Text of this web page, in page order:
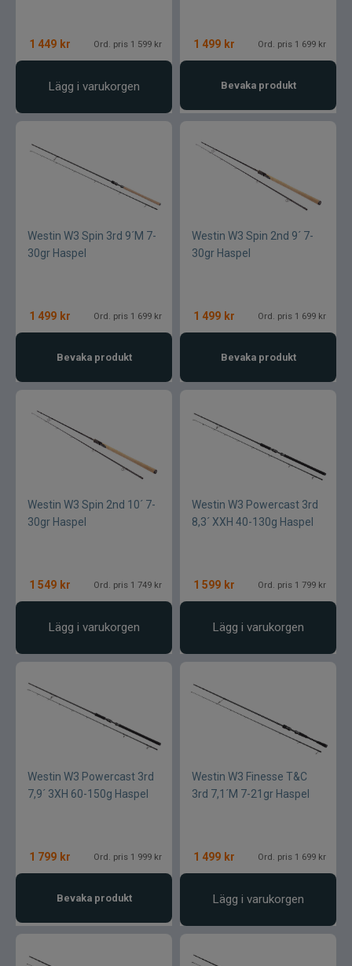
1 449 kr Ord. pris 1 599 kr
Lägg i varukorgen
1 499 kr Ord. pris 1 699 kr
Bevaka produkt
Westin W3 Spin 3rd 9´M 7-
30gr Haspel
1 499 kr Ord. pris 1 699 kr
Bevaka produkt
Westin W3 Spin 2nd 9´ 7-
30gr Haspel
1 499 kr Ord. pris 1 699 kr
Bevaka produkt
Westin W3 Spin 2nd 10´ 7-
30gr Haspel
1 549 kr Ord. pris 1 749 kr
Lägg i varukorgen
Westin W3 Powercast 3rd
8,3´ XXH 40-130g Haspel
1 599 kr Ord. pris 1 799 kr
Lägg i varukorgen
Westin W3 Powercast 3rd
7,9´ 3XH 60-150g Haspel
1 799 kr Ord. pris 1 999 kr
Bevaka produkt
Westin W3 Finesse T&C
3rd 7,1´M 7-21gr Haspel
1 499 kr Ord. pris 1 699 kr
Lägg i varukorgen